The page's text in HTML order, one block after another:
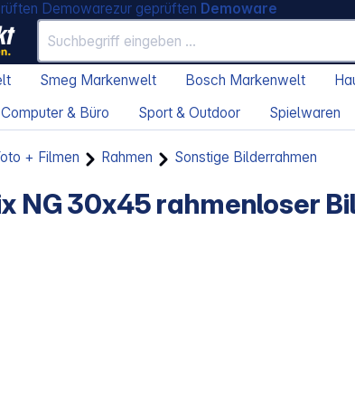
zur geprüften Demoware
Smeg Markenwelt Bosch Markenwelt
Computer & Büro Sport & Outdoor Spielwaren
+ Filmen Rahmen Sonstige Bilderrahmen
NG 30x45 rahmenloser